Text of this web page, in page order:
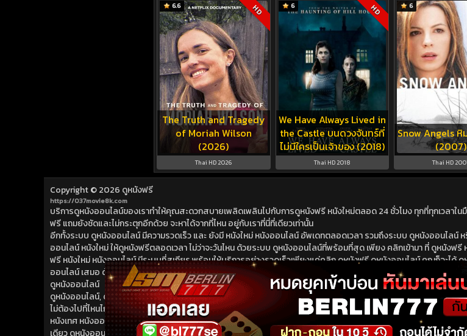
The Truth and Tragedy
of Moriah Wilson
(2026)
6.6 HD
Thai HD 2026
We Have Always Lived in
the Castle บนดวงจันทร์ที่
ไม่มีใครเป็นเจ้าของ (2018)
6 HD
Thai HD 2018
Snow Angels หิม
(2007)
6
Thai HD
Copyright © 2026 ดูหนังฟรี
https://037movie8k.com
บริการดูหนังออนไลน์ของเราทำให้คุณสะดวกสบายเพลิดเพลินไปกับการดูหนังฟรี หนังใหม่ตลอด 24 ชั่วโมง ทุกที่ทุกเวลา
ฟรี แถมยังชัดและไม่กระตุกอีกด้วย จะหาได้จากที่ไหน อยู่กับเราที่นี่ที่เดียวเท่านั้น
อีกทั้งระบบ ดูหนังออนไลน์ มีความรวดเร็ว และ ยังมี หนังใหม่ หนังออนไลน์ อัพเดทตลอดเวลา รวมถึงระบบ ดูหนังออนไล
ออนไลน์ หนังใหม่ ให้ดูหนังฟรีตลอดเวลา ไม่ว่าจะวันไหน ด้วยระบบ ดูหนังออนไลน์ที่พร้อมที่สุด เพียง คลิกเข้ามา ที่ ดูหนังฟ
ฟรี หนังใหม่ หนังออนไลน์ มีระบบที่สเถียร พร้อมให้บริการอย่างรวดเร็วเพียงแค่คลิก ดูหนังฟรี ดูหนังออนไลน์ คุณก็จะได้ ดู
ออนไลน์ เสมอ ด้วย หนังใหม่ ที่เราเพิ่มเข้ามาอย่างต่อเนื่อง ดูหนังฟรี ดูหนังออนไลน์ ไม่ต้องไปหาไหนไกล หนังใหม่ หนังออ
ดูหนังออนไลน์
ดูหนังออนไลน์, ดูหนังฟรี, หนังออนไลน์, หนังใหม่ ดูชัดก่อนใคร ดูหนังออนไลน์ ดูหนังฟรี หนังออนไลน์ พร้อม หนังใหม่ ที่สาม
ไม่ต้องไปที่ไหนไกล ที่นี่ที่เดียว ดูหนังฟรี ดูหนังออนไลน์ สดใหม่ ไม่ซ้ำใคร รวดเร็วทันใจไม่มี โฆษณามาคั่นให้เสียอารมณ์ ดู
หนังเทศ หนังออนไลน์ ที่สามารถ ดูหนังฟรี ดูหนังออนไลน์ ได้จากระบบมือถือ และ หนังใหม่ ดูหนังออนไลน์ ได้จากทุกที่มีมีวั
เดียว ดูหนังออนไลน์ ไม่มีวันหมด